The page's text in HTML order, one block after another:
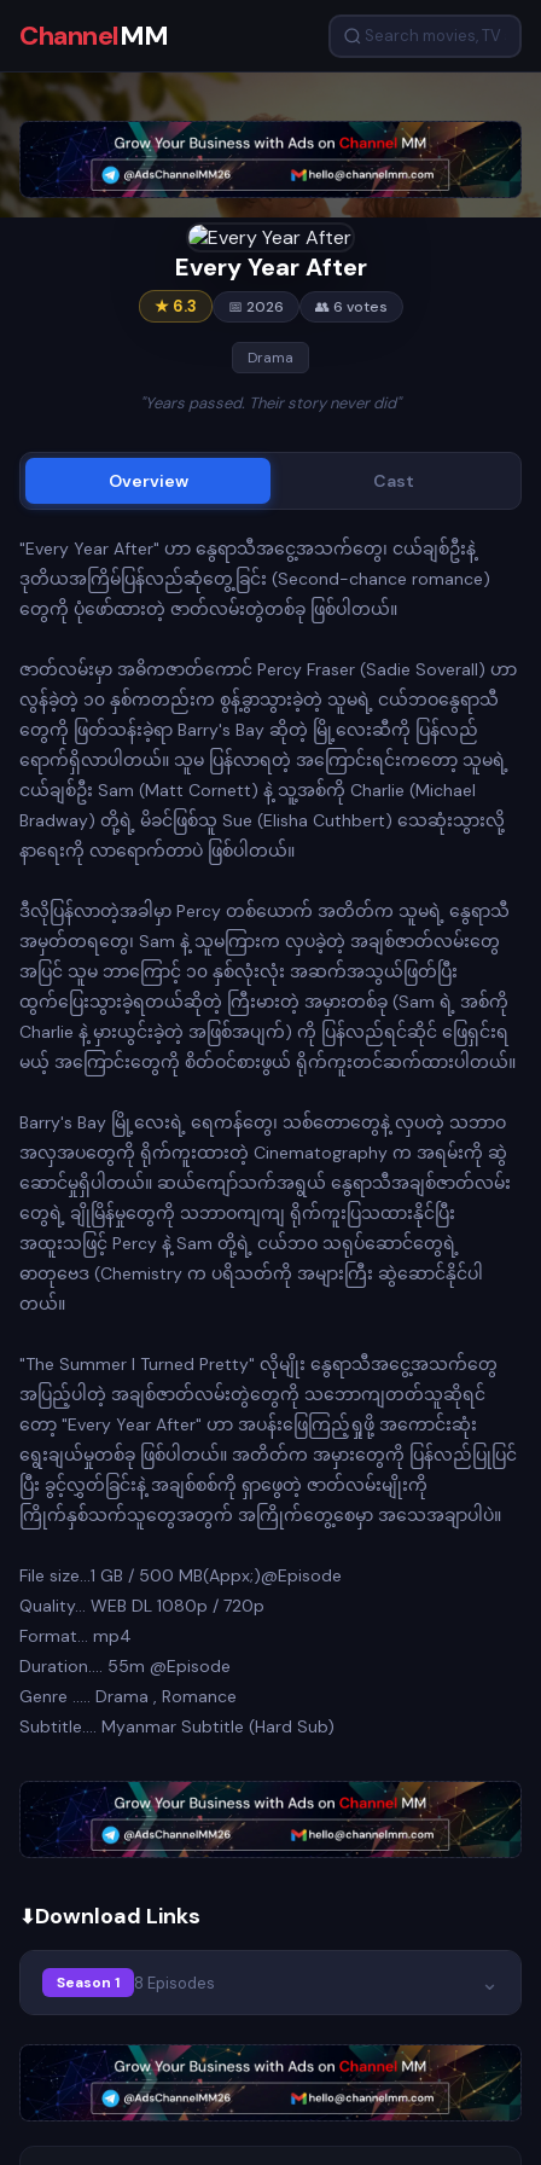
ChannelMM
Every Year After
★ 6.3 📅 2026 👥 6 votes
Drama
"Years passed. Their story never did"
Overview Cast
"Every Year After" ဟာ နွေရာသီအငွေ့အသက်တွေ၊ ငယ်ချစ်ဦးနဲ့
ဒုတိယအကြိမ်ပြန်လည်ဆုံတွေ့ခြင်း (Second-chance romance)
တွေကို ပုံဖော်ထားတဲ့ ဇာတ်လမ်းတွဲတစ်ခု ဖြစ်ပါတယ်။
ဇာတ်လမ်းမှာ အဓိကဇာတ်ကောင် Percy Fraser (Sadie Soverall) ဟာ
လွန်ခဲ့တဲ့ ၁၀ နှစ်ကတည်းက စွန့်ခွာသွားခဲ့တဲ့ သူမရဲ့ ငယ်ဘဝနွေရာသီ
တွေကို ဖြတ်သန်းခဲ့ရာ Barry's Bay ဆိုတဲ့ မြို့လေးဆီကို ပြန်လည်
ရောက်ရှိလာပါတယ်။ သူမ ပြန်လာရတဲ့ အကြောင်းရင်းကတော့ သူမရဲ့
ငယ်ချစ်ဦး Sam (Matt Cornett) နဲ့ သူ့အစ်ကို Charlie (Michael
Bradway) တို့ရဲ့ မိခင်ဖြစ်သူ Sue (Elisha Cuthbert) သေဆုံးသွားလို့
နာရေးကို လာရောက်တာပဲ ဖြစ်ပါတယ်။
ဒီလိုပြန်လာတဲ့အခါမှာ Percy တစ်ယောက် အတိတ်က သူမရဲ့ နွေရာသီ
အမှတ်တရတွေ၊ Sam နဲ့ သူမကြားက လှပခဲ့တဲ့ အချစ်ဇာတ်လမ်းတွေ
အပြင် သူမ ဘာကြောင့် ၁၀ နှစ်လုံးလုံး အဆက်အသွယ်ဖြတ်ပြီး
ထွက်ပြေးသွားခဲ့ရတယ်ဆိုတဲ့ ကြီးမားတဲ့ အမှားတစ်ခု (Sam ရဲ့ အစ်ကို
Charlie နဲ့ မှားယွင်းခဲ့တဲ့ အဖြစ်အပျက်) ကို ပြန်လည်ရင်ဆိုင် ဖြေရှင်းရ
မယ့် အကြောင်းတွေကို စိတ်ဝင်စားဖွယ် ရိုက်ကူးတင်ဆက်ထားပါတယ်။
Barry's Bay မြို့လေးရဲ့ ရေကန်တွေ၊ သစ်တောတွေနဲ့ လှပတဲ့ သဘာဝ
အလှအပတွေကို ရိုက်ကူးထားတဲ့ Cinematography က အရမ်းကို ဆွဲ
ဆောင်မှုရှိပါတယ်။ ဆယ်ကျော်သက်အရွယ် နွေရာသီအချစ်ဇာတ်လမ်း
တွေရဲ့ ချိုမြိန်မှုတွေကို သဘာဝကျကျ ရိုက်ကူးပြသထားနိုင်ပြီး
အထူးသဖြင့် Percy နဲ့ Sam တို့ရဲ့ ငယ်ဘဝ သရုပ်ဆောင်တွေရဲ့
ဓာတုဗေဒ (Chemistry က ပရိသတ်ကို အများကြီး ဆွဲဆောင်နိုင်ပါ
တယ်။
"The Summer I Turned Pretty" လိုမျိုး နွေရာသီအငွေ့အသက်တွေ
အပြည့်ပါတဲ့ အချစ်ဇာတ်လမ်းတွဲတွေကို သဘောကျတတ်သူဆိုရင်
တော့ "Every Year After" ဟာ အပန်းဖြေကြည့်ရှုဖို့ အကောင်းဆုံး
ရွေးချယ်မှုတစ်ခု ဖြစ်ပါတယ်။ အတိတ်က အမှားတွေကို ပြန်လည်ပြုပြင်
ပြီး ခွင့်လွှတ်ခြင်းနဲ့ အချစ်စစ်ကို ရှာဖွေတဲ့ ဇာတ်လမ်းမျိုးကို
ကြိုက်နှစ်သက်သူတွေအတွက် အကြိုက်တွေ့စေမှာ အသေအချာပါပဲ။
File size…1 GB / 500 MB(Appx;)@Episode
Quality… WEB DL 1080p / 720p
Format… mp4
Duration…. 55m @Episode
Genre ..... Drama , Romance
Subtitle…. Myanmar Subtitle (Hard Sub)
Download Links
Season 1 8 Episodes ⌄